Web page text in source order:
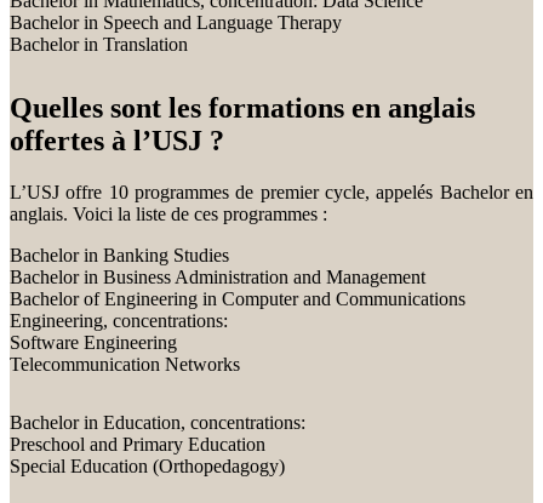
Bachelor in Speech and Language Therapy
Bachelor in Translation
Quelles sont les formations en anglais
offertes à l’USJ ?
L’USJ offre 10 programmes de premier cycle, appelés Bachelor en
anglais. Voici la liste de ces programmes :
Bachelor in Banking Studies
Bachelor in Business Administration and Management
Bachelor of Engineering in Computer and Communications
Engineering, concentrations:
Software Engineering
Telecommunication Networks
Bachelor in Education, concentrations:
Preschool and Primary Education
Special Education (Orthopedagogy)